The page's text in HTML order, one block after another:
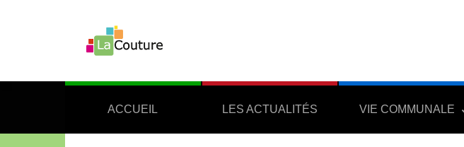
ACCUEIL LES ACTUALITÉS VIE COMMUNALE